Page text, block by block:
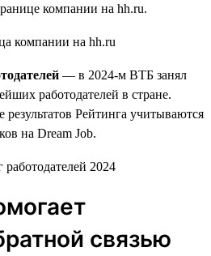
компании на hh.ru.
— в 2024-м ВТБ занял
работодателей в стране.
результатов Рейтинга учитываются
на Dream Job.
связью